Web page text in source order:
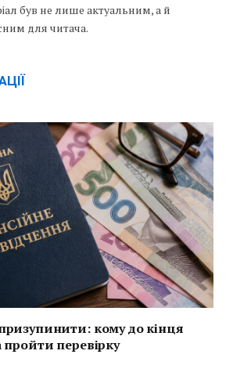
був не лише актуальним, а й
для читача.
кому до кінця
пройти перевірку